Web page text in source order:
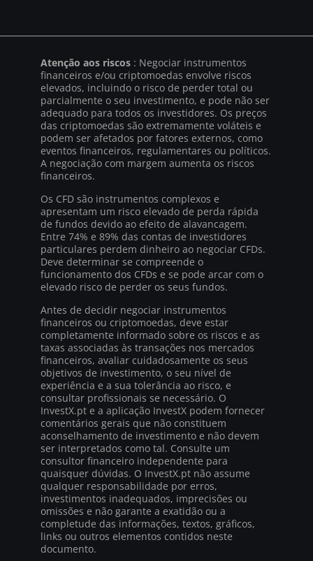
Atenção aos riscos : Negociar instrumentos
financeiros e/ou criptomoedas envolve riscos
elevados, incluindo o risco de perder total ou
parcialmente o seu investimento, e pode não ser
adequado para todos os investidores. Os preços
das criptomoedas são extremamente voláteis e
podem ser afetados por fatores externos, como
eventos financeiros, regulamentares ou políticos.
A negociação com margem aumenta os riscos
financeiros.
Os CFD são instrumentos complexos e
apresentam um risco elevado de perda rápida
de fundos devido ao efeito de alavancagem.
Entre 74% e 89% das contas de investidores
particulares perdem dinheiro ao negociar CFDs.
Deve determinar se compreende o
funcionamento dos CFDs e se pode arcar com o
elevado risco de perder os seus fundos.
Antes de decidir negociar instrumentos
financeiros ou criptomoedas, deve estar
completamente informado sobre os riscos e as
taxas associadas às transações nos mercados
financeiros, avaliar cuidadosamente os seus
objetivos de investimento, o seu nível de
experiência e a sua tolerância ao risco, e
consultar profissionais se necessário. O
InvestX.pt e a aplicação InvestX podem fornecer
comentários gerais que não constituem
aconselhamento de investimento e não devem
ser interpretados como tal. Consulte um
consultor financeiro independente para
quaisquer dúvidas. O InvestX.pt não assume
qualquer responsabilidade por erros,
investimentos inadequados, imprecisões ou
omissões e não garante a exatidão ou a
completude das informações, textos, gráficos,
links ou outros elementos contidos neste
documento.